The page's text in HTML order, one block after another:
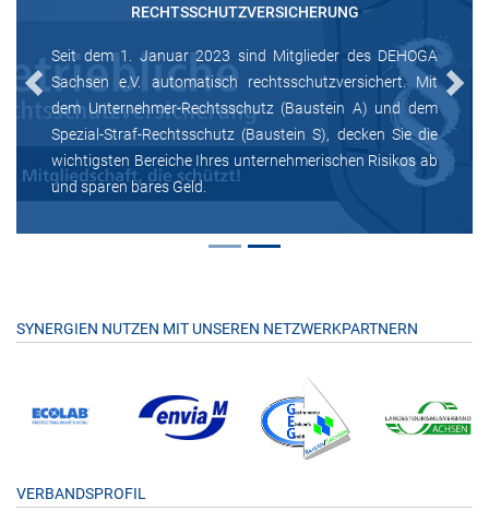
RECHTSSCHUTZVERSICHERUNG
Seit dem 1. Januar 2023 sind Mitglieder des DEHOGA
Sachsen e.V. automatisch rechtsschutzversichert. Mit
dem Unternehmer-Rechtsschutz (Baustein A) und dem
Spezial-Straf-Rechtsschutz (Baustein S), decken Sie die
wichtigsten Bereiche Ihres unternehmerischen Risikos ab
und sparen bares Geld.
Previous Next
SYNERGIEN NUTZEN MIT UNSEREN NETZWERKPARTNERN
VERBANDSPROFIL